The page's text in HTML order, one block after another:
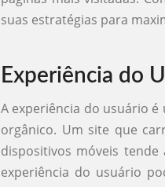
suas estratégias para
Experiência do
A experiência do usuário
orgânico. Um site que
dispositivos móveis
experiência do usuário